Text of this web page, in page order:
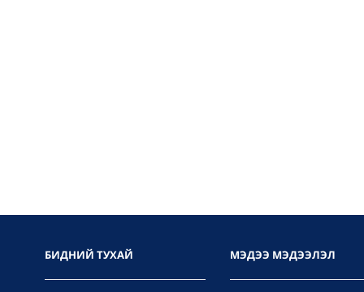
БИДНИЙ ТУХАЙ МЭДЭЭ МЭДЭЭЛЭЛ